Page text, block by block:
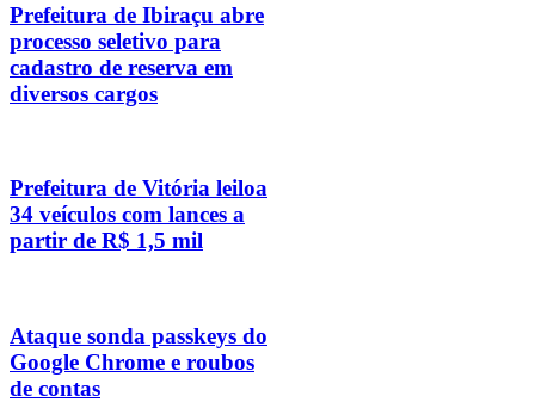
Prefeitura de Ibiraçu abre
processo seletivo para
cadastro de reserva em
diversos cargos
Prefeitura de Vitória leiloa
34 veículos com lances a
partir de R$ 1,5 mil
Ataque sonda passkeys do
Google Chrome e roubos
de contas